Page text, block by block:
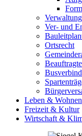
Ver- und
Ortsrecht
Leben & Wohnen
Freizeit & Kultur
Wirtschaft &